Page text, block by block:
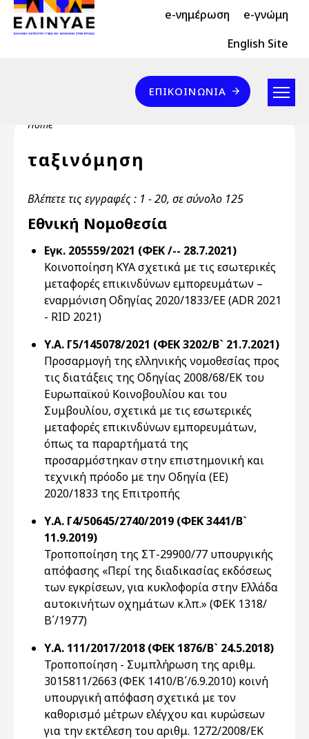
Skip to main content
Header Top 2 e-νημέρωση e-γνώμη
Header Top English Site
Επικοινωνία
ΕΠΙΚΟΙΝΩΝΊΑ
Breadcrumb
Home
ταξινόμηση
Βλέπετε τις εγγραφές : 1 - 20, σε σύνολο 125
Εθνική Νομοθεσία
Εγκ. 205559/2021 (ΦΕΚ /-- 28.7.2021)
Κοινοποίηση ΚΥΑ σχετικά με τις εσωτερικές
μεταφορές επικινδύνων εμπορευμάτων –
εναρμόνιση Οδηγίας 2020/1833/ΕΕ (ADR 2021
- RID 2021)
Υ.Α. Γ5/145078/2021 (ΦΕΚ 3202/Β` 21.7.2021)
Προσαρμογή της ελληνικής νομοθεσίας προς
τις διατάξεις της Οδηγίας 2008/68/ΕΚ του
Ευρωπαϊκού Κοινοβουλίου και του
Συμβουλίου, σχετικά με τις εσωτερικές
μεταφορές επικινδύνων εμπορευμάτων,
όπως τα παραρτήματά της
προσαρμόστηκαν στην επιστημονική και
τεχνική πρόοδο με την Οδηγία (ΕΕ)
2020/1833 της Επιτροπής
Υ.Α. Γ4/50645/2740/2019 (ΦΕΚ 3441/Β`
11.9.2019)
Τροποποίηση της ΣΤ-29900/77 υπουργικής
απόφασης «Περί της διαδικασίας εκδόσεως
των εγκρίσεων, για κυκλοφορία στην Ελλάδα
αυτοκινήτων οχημάτων κ.λπ.» (ΦΕΚ 1318/
Β΄/1977)
Υ.Α. 111/2017/2018 (ΦΕΚ 1876/Β` 24.5.2018)
Τροποποίηση - Συμπλήρωση της αριθμ.
3015811/2663 (ΦΕΚ 1410/Β΄/6.9.2010) κοινή
υπουργική απόφαση σχετικά με τον
καθορισμό μέτρων ελέγχου και κυρώσεων
για την εκτέλεση του αριθμ. 1272/2008/ΕΚ